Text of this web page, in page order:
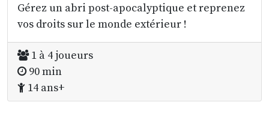
Gérez un abri post-apocalyptique et reprenez
vos droits sur le monde extérieur !
1 à 4 joueurs
90 min
14 ans+